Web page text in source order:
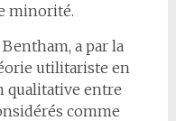
minorité.
a par la
utilitariste en
qualitative entre
comme